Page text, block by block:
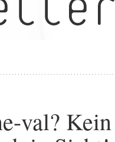
val?